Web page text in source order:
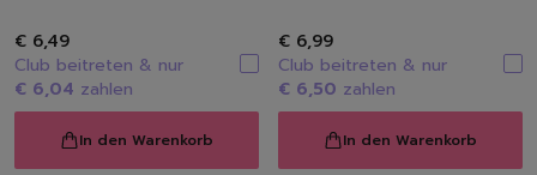
€ 6,49
Club beitreten & nur
€ 6,04 zahlen
In den Warenkorb
€ 6,99
Club beitreten & nur
€ 6,50 zahlen
In den Warenkorb